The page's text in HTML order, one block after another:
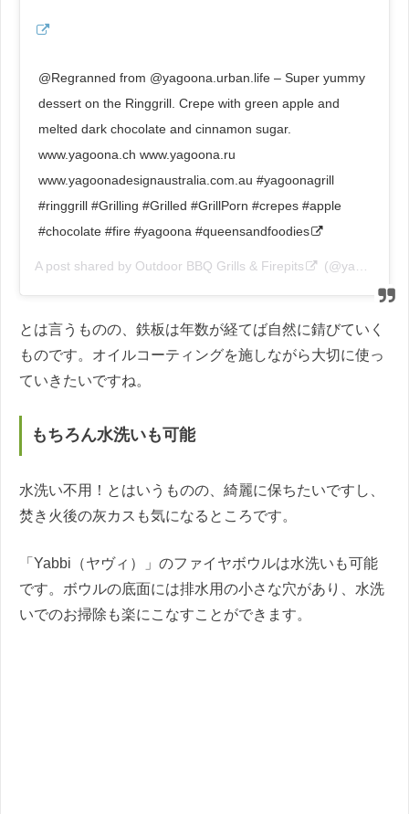
@Regranned from @yagoona.urban.life – Super yummy
dessert on the Ringgrill. Crepe with green apple and
melted dark chocolate and cinnamon sugar.
www.yagoona.ch www.yagoona.ru
www.yagoonadesignaustralia.com.au #yagoonagrill
#ringgrill #Grilling #Grilled #GrillPorn #crepes #apple
#chocolate #fire #yagoona #queensandfoodies
A post shared by Outdoor BBQ Grills & Firepits (@yagoonadesignaustralia) on
とは言うものの、鉄板は年数が経てば自然に錆びていく
ものです。オイルコーティングを施しながら大切に使っ
ていきたいですね。
もちろん水洗いも可能
水洗い不用！とはいうものの、綺麗に保ちたいですし、
焚き火後の灰カスも気になるところです。
「Yabbi（ヤヴィ）」のファイヤボウルは水洗いも可能
です。ボウルの底面には排水用の小さな穴があり、水洗
いでのお掃除も楽にこなすことができます。